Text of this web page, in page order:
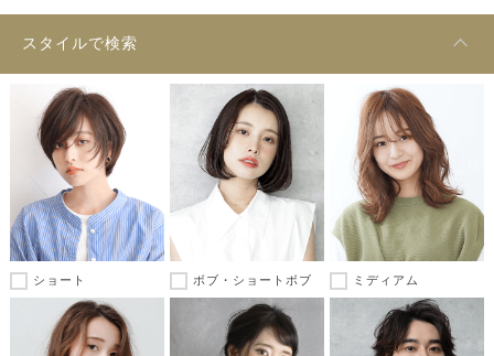
スタイルで検索
ショート ボブ・ショートボブ ミディアム